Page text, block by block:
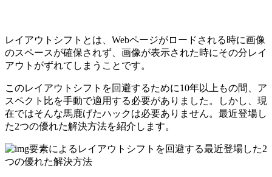
レイアウトシフトとは、Webページがロードされる時に画像
のスペースが確保されず、画像が表示された時にその分レイ
アウトがずれてしまうことです。
このレイアウトシフトを回避するために10年以上もの間、ア
スペクト比を手動で適用する必要がありました。しかし、現
在ではそんな馬鹿げたハックは必要ありません。 最近登場し
た2つの優れた解決方法を紹介します。